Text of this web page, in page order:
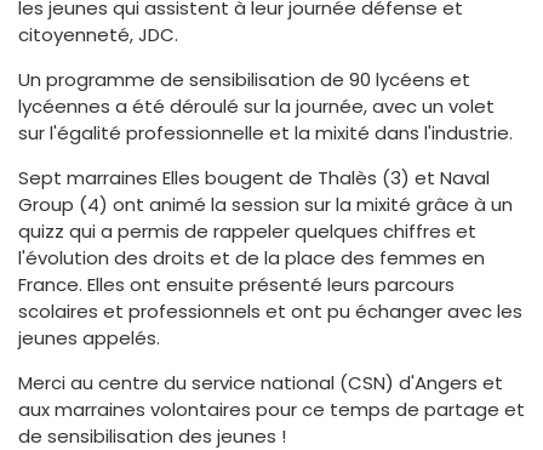
les jeunes qui assistent à leur journée défense et
citoyenneté, JDC.
Un programme de sensibilisation de 90 lycéens et
lycéennes a été déroulé sur la journée, avec un volet
sur l'égalité professionnelle et la mixité dans l'industrie.
Sept marraines Elles bougent de Thalès (3) et Naval
Group (4) ont animé la session sur la mixité grâce à un
quizz qui a permis de rappeler quelques chiffres et
l'évolution des droits et de la place des femmes en
France. Elles ont ensuite présenté leurs parcours
scolaires et professionnels et ont pu échanger avec les
jeunes appelés.
Merci au centre du service national (CSN) d'Angers et
aux marraines volontaires pour ce temps de partage et
de sensibilisation des jeunes !